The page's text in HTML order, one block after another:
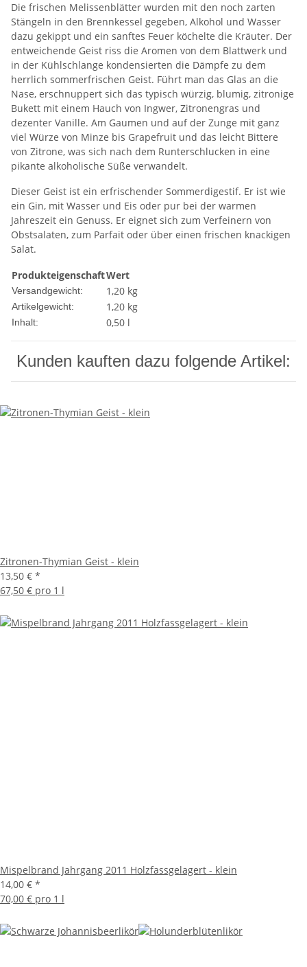
Die frischen Melissenblätter wurden mit den noch zarten
Stängeln in den Brennkessel gegeben, Alkohol und Wasser
dazu gekippt und ein sanftes Feuer köchelte die Kräuter. Der
entweichende Geist riss die Aromen von dem Blattwerk und
in der Kühlschlange kondensierten die Dämpfe zu dem
herrlich sommerfrischen Geist. Führt man das Glas an die
Nase, erschnuppert sich das typisch würzig, blumig, zitronige
Bukett mit einem Hauch von Ingwer, Zitronengras und
dezenter Vanille. Am Gaumen und auf der Zunge mit ganz
viel Würze von Minze bis Grapefruit und das leicht Bittere
von Zitrone, was sich nach dem Runterschlucken in eine
pikante alkoholische Süße verwandelt.
Dieser Geist ist ein erfrischender Sommerdigestif. Er ist wie
ein Gin, mit Wasser und Eis oder pur bei der warmen
Jahreszeit ein Genuss. Er eignet sich zum Verfeinern von
Obstsalaten, zum Parfait oder über einen frischen knackigen
Salat.
ProdukteigenschaftWert
Versandgewicht: 1,20 kg
Artikelgewicht: 1,20 kg
Inhalt: 0,50 l
Kunden kauften dazu folgende Artikel:
Zitronen-Thymian Geist - klein
13,50 € *
67,50 € pro 1 l
Mispelbrand Jahrgang 2011 Holzfassgelagert - klein
14,00 € *
70,00 € pro 1 l